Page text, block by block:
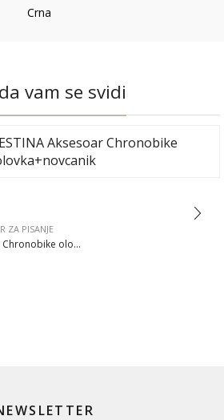
Crna
vam se svidi
ZA PISANJE
Chronobike olo...